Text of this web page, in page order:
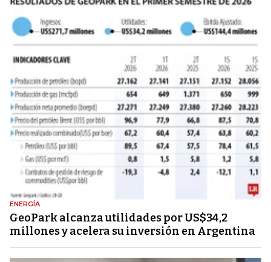
ENERGÍA
GeoPark alcanza utilidades por US$34,2
millones y acelera su inversión en Argentina